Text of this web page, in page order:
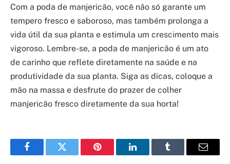
Com a poda de manjericão, você não só garante um
tempero fresco e saboroso, mas também prolonga a
vida útil da sua planta e estimula um crescimento mais
vigoroso. Lembre-se, a poda de manjericão é um ato
de carinho que reflete diretamente na saúde e na
produtividade da sua planta. Siga as dicas, coloque a
mão na massa e desfrute do prazer de colher
manjericão fresco diretamente da sua horta!
FacebookTwitter Pinterest LinkedInTumblr Email